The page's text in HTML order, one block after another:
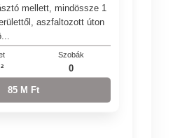
mellett, mindössze 1
aszfaltozott úton
Szobák
0
85 M Ft